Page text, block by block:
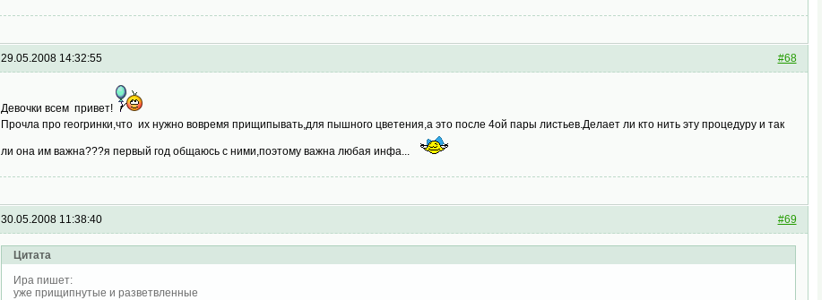
#68
29.05.2008 14:32:55
Девочки всем привет!
Прочла про геогринки,что их нужно вовремя прищипывать,для пышного цветения,а это после 4ой пары листьев.Делает ли кто нить эту процедуру и так
ли она им важна???я первый год общаюсь с ними,поэтому важна любая инфа...
#69
30.05.2008 11:38:40
Цитата
Ира пишет:
уже прищипнутые и разветвленные